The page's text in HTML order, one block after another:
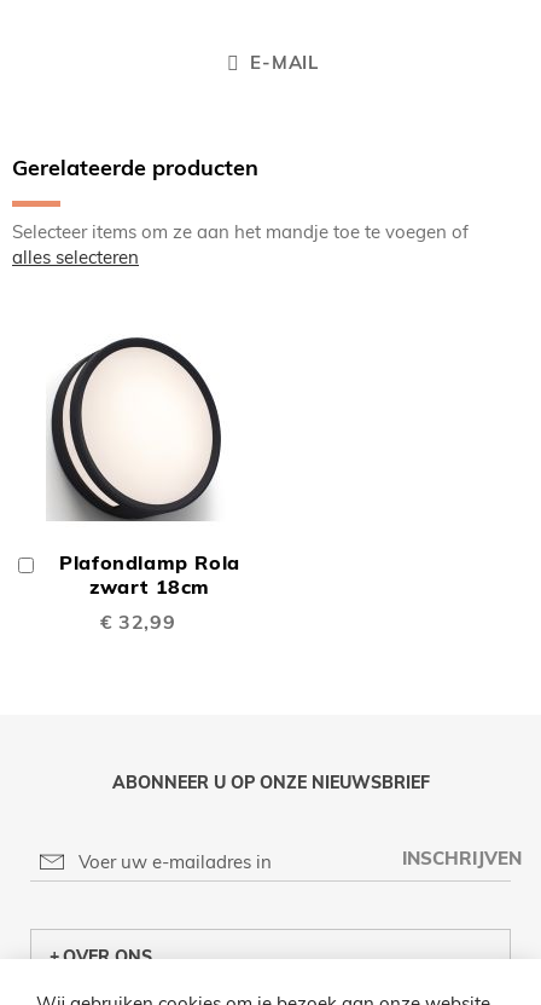
E-MAIL
Gerelateerde producten
Selecteer items om ze aan het mandje toe te voegen of
alles selecteren
Plafondlamp Rola
zwart 18cm
€ 32,99
Winkelwagen
ABONNEER U OP ONZE NIEUWSBRIEF
INSCHRIJVEN
OVER ONS